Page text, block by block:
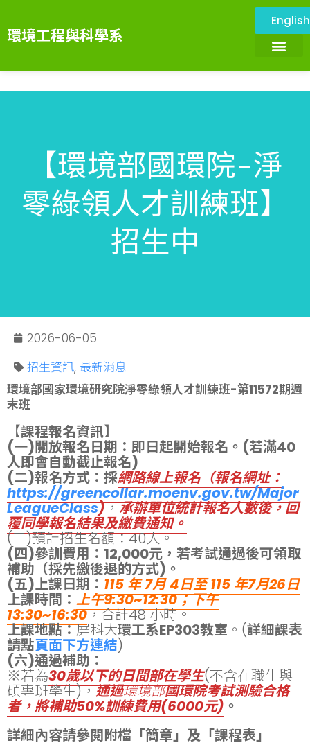
環境工程與科學系
English
【環境部國環院-淨
零綠領人才訓練班】
招生中
2026-06-05
招生資訊, 最新消息
環境部國家環境研究院淨零綠領人才訓練班-第11572期週
末班
【課程報名資訊】
(一)開放報名日期：即日起開始報名。(若滿40
人即會自動截止報名)
(二)報名方式：採網路線上報名（報名網址：
https://greencollar.moenv.gov.tw/Major
LeagueClass)，承辦單位統計報名人數後，回
覆同學報名結果及繳費通知。
(三)預計招生名額：40人。
(四)參訓費用：12,000元，若考試通過後可領取
補助（採先繳後退的方式)。
(五)上課日期： 115 年 7月 4日至 115 年7月26日
上課時間： 上午9:30~12:30；下午
13:30~16:30，合計48 小時。
上課地點：屏科大環工系EP303教室 。(詳細課表
請點頁面下方連結)
(六)通過補助：
※若為30歲以下的日間部在學生(不含在職生與
碩專班學生)，通過環境部國環院考試測驗合格
者，將補助50%訓練費用(6000元)。
詳細內容請參閱附檔「簡章」及「課程表」